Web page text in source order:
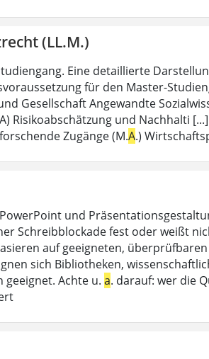
(LL.M.)
Eine detaillierte
für den Master-
Gesellschaft Angewandte
Risikoabschätzung und Nachhalti
Zugänge (M.A.)
und
Schreibblockade fest oder weißt
auf geeigneten, überprüfbaren
sich Bibliotheken,
geeignet. Achte u. a. darauf: wer die